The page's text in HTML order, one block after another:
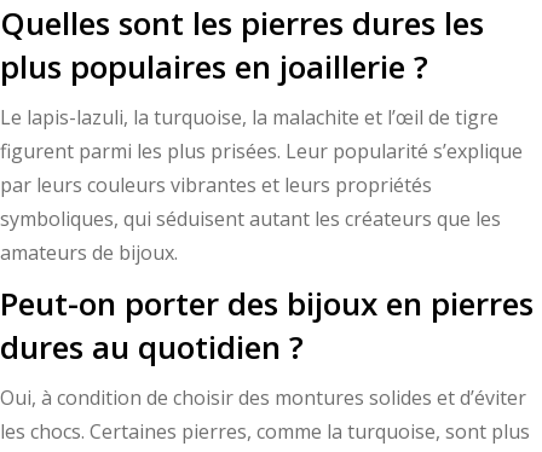
Quelles sont les pierres dures les
plus populaires en joaillerie ?
Le lapis-lazuli, la turquoise, la malachite et l’œil de tigre
figurent parmi les plus prisées. Leur popularité s’explique
par leurs couleurs vibrantes et leurs propriétés
symboliques, qui séduisent autant les créateurs que les
amateurs de bijoux.
Peut-on porter des bijoux en pierres
dures au quotidien ?
Oui, à condition de choisir des montures solides et d’éviter
les chocs. Certaines pierres, comme la turquoise, sont plus